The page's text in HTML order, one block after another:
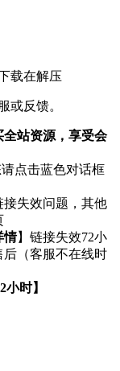
载在解压
或反馈。
全站资源，享受会
点击蓝色对话框
接失效问题，其他
情】链接失效72小
（客服不在线时
时】